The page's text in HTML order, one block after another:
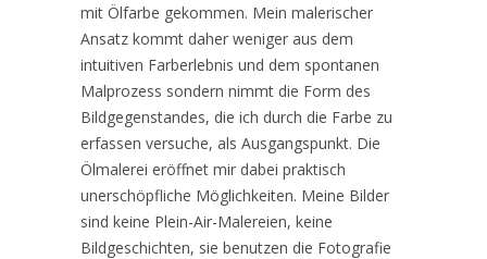
mit Ölfarbe gekommen. Mein malerischer
Ansatz kommt daher weniger aus dem
intuitiven Farberlebnis und dem spontanen
Malprozess sondern nimmt die Form des
Bildgegenstandes, die ich durch die Farbe zu
erfassen versuche, als Ausgangspunkt. Die
Ölmalerei eröffnet mir dabei praktisch
unerschöpfliche Möglichkeiten. Meine Bilder
sind keine Plein-Air-Malereien, keine
Bildgeschichten, sie benutzen die Fotografie